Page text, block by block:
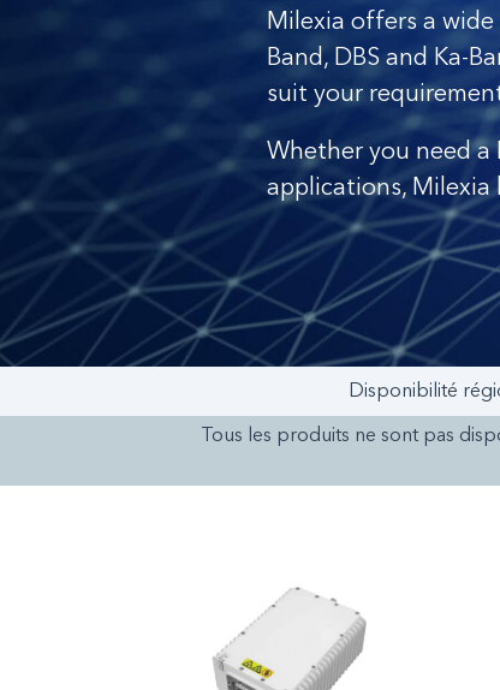
Milexia offers a wide
Band, DBS and Ka-
suit your
Whether you need a
applications,
Disponibilité
Tous les produits ne sont pas